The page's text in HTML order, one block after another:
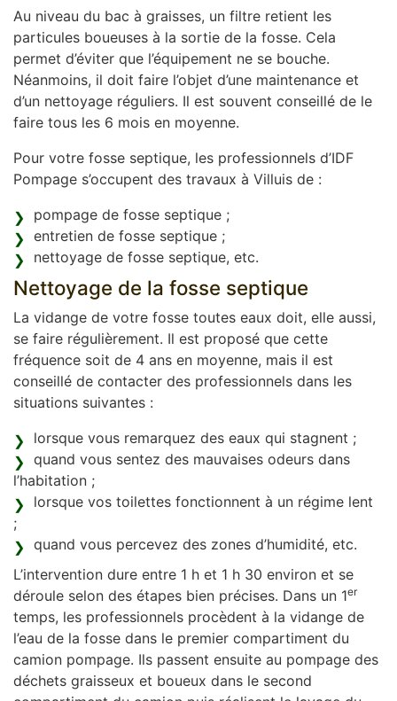
Au niveau du bac à graisses, un filtre retient les
particules boueuses à la sortie de la fosse. Cela
permet d’éviter que l’équipement ne se bouche.
Néanmoins, il doit faire l’objet d’une maintenance et
d’un nettoyage réguliers. Il est souvent conseillé de le
faire tous les 6 mois en moyenne.
Pour votre fosse septique, les professionnels d’IDF
Pompage s’occupent des travaux à Villuis de :
pompage de fosse septique ;
entretien de fosse septique ;
nettoyage de fosse septique, etc.
Nettoyage de la fosse septique
La vidange de votre fosse toutes eaux doit, elle aussi,
se faire régulièrement. Il est proposé que cette
fréquence soit de 4 ans en moyenne, mais il est
conseillé de contacter des professionnels dans les
situations suivantes :
lorsque vous remarquez des eaux qui stagnent ;
quand vous sentez des mauvaises odeurs dans
l’habitation ;
lorsque vos toilettes fonctionnent à un régime lent
;
quand vous percevez des zones d’humidité, etc.
L’intervention dure entre 1 h et 1 h 30 environ et se
déroule selon des étapes bien précises. Dans un 1er
temps, les professionnels procèdent à la vidange de
l’eau de la fosse dans le premier compartiment du
camion pompage. Ils passent ensuite au pompage des
déchets graisseux et boueux dans le second